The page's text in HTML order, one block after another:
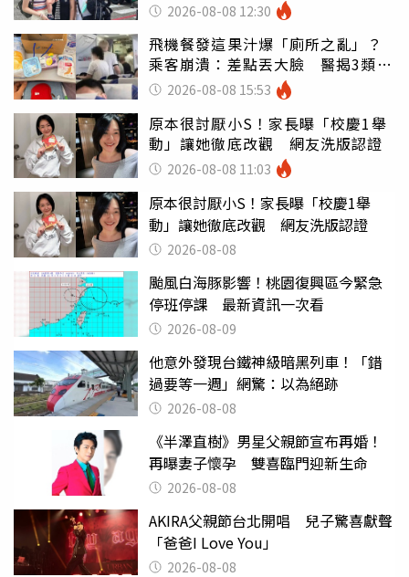
2026-08-08 12:30
飛機餐發這果汁爆「廁所之亂」？
乘客崩潰：差點丟大臉 醫揭3類人
別亂喝
2026-08-08 15:53
原本很討厭小S！家長曝「校慶1舉
動」讓她徹底改觀 網友洗版認證
2026-08-08 11:03
原本很討厭小S！家長曝「校慶1舉
動」讓她徹底改觀 網友洗版認證
2026-08-08
颱風白海豚影響！桃園復興區今緊急
停班停課 最新資訊一次看
2026-08-09
他意外發現台鐵神級暗黑列車！「錯
過要等一週」網驚：以為絕跡
2026-08-08
《半澤直樹》男星父親節宣布再婚！
再曝妻子懷孕 雙喜臨門迎新生命
2026-08-08
AKIRA父親節台北開唱 兒子驚喜獻聲
「爸爸I Love You」
2026-08-08